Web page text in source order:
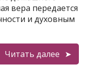
вера передается
и духовным
Читать далее